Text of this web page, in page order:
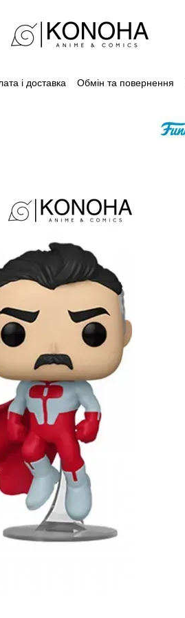
і доставка Обмін та повернення